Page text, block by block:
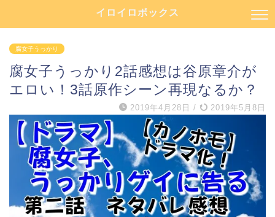
イロイロボックス
腐女子うっかり
腐女子うっかり2話感想は谷原章介が
エロい！3話原作シーン再現なるか？
2019年4月28日 / 2019年5月8日